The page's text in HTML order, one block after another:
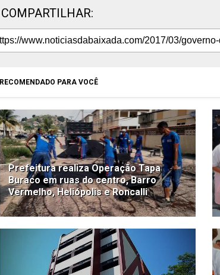
COMPARTILHAR:
RECOMENDADO PARA VOCÊ
Prefeitura realiza Operação Tapa
Buraco em ruas do centro, Barro
Vermelho, Heliópolis e Roncalli